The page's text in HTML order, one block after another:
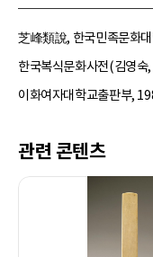
芝峰類說, 한국민족문화
한국복식문화사전(김영
이화여자대학교출판부,
관련 콘텐츠